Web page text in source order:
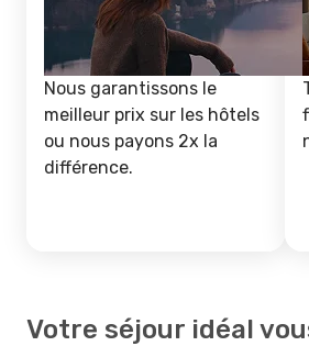
Nous garantissons le
meilleur prix sur les hôtels
ou nous payons 2x la
différence.
Votre séjour idéal